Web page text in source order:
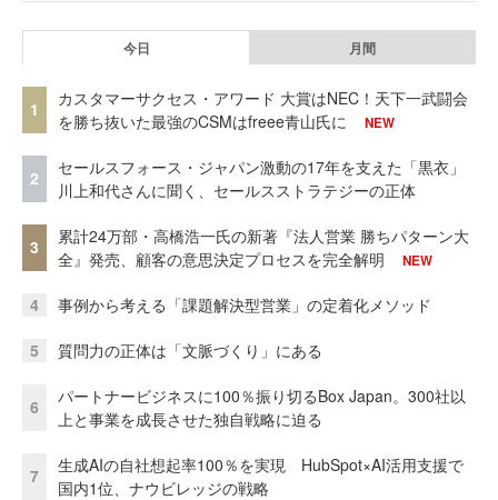
今日 月間
1
カスタマーサクセス・アワード 大賞はNEC！天下一武闘会
を勝ち抜いた最強のCSMはfreee青山氏に
NEW
2
セールスフォース・ジャパン激動の17年を支えた「黒衣」
川上和代さんに聞く、セールスストラテジーの正体
3
累計24万部・高橋浩一氏の新著『法人営業 勝ちパターン大
全』発売、顧客の意思決定プロセスを完全解明
NEW
4 事例から考える「課題解決型営業」の定着化メソッド
5 質問力の正体は「文脈づくり」にある
6
パートナービジネスに100％振り切るBox Japan。300社以
上と事業を成長させた独自戦略に迫る
7
生成AIの自社想起率100％を実現 HubSpot×AI活用支援で
国内1位、ナウビレッジの戦略